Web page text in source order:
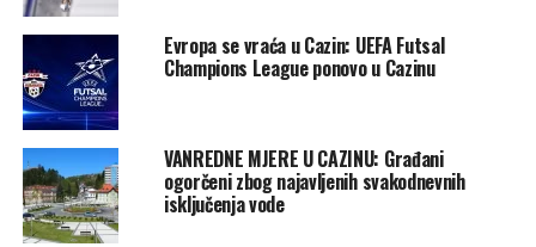
klubovima, što i jeste jedan od ciljeva svakog sportskog
kolektiva da razvija prijateljstva i pozitivne vrijednosti.
Evropa se vraća u Cazin: UEFA Futsal
Champions League ponovo u Cazinu
VANREDNE MJERE U CAZINU: Građani
ogorčeni zbog najavljenih svakodnevnih
isključenja vode